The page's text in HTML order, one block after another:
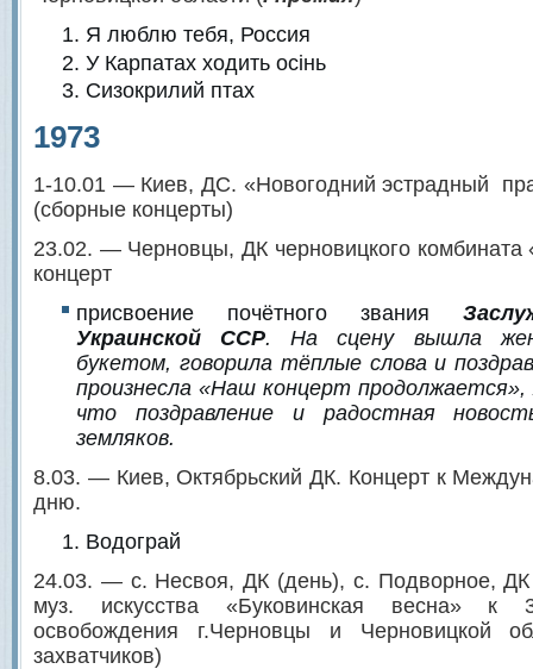
Я люблю тебя, Россия
У Карпатах ходить осiнь
Сизокрилий птах
1973
1-10.01 — Киев, ДС. «Новогодний эстрадный
(сборные концерты)
23.02. — Черновцы, ДК черновицкого
концерт
присвоение почётного звания З
Украинской ССР. На сцену вышла
букетом, говорила тёплые слова и
произнесла «Наш концерт
что поздравление и радостная
земляков.
8.03. — Киев, Октябрьский ДК. Концерт к
дню.
Водограй
24.03. — с. Несвоя, ДК (день), с. Подворное, ДК
муз. искусства «Буковинская весна»
освобождения г.Черновцы и Черновицкой
захватчиков)